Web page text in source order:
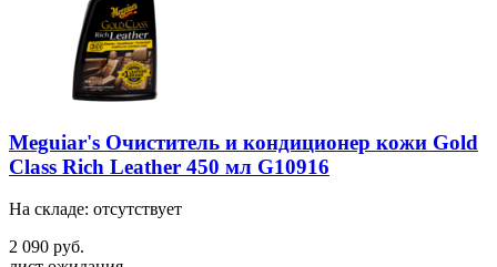
Meguiar's Очиститель и кондиционер кожи Gold
Class Rich Leather 450 мл G10916
На складе: отсутствует
2 090 руб.